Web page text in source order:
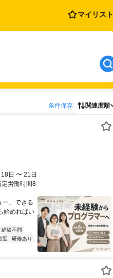
マイリスト
条件保存 関連度順
日 〜 21日
労働時間8
ー」できる
始めればい
経験不問
迎
研修あり